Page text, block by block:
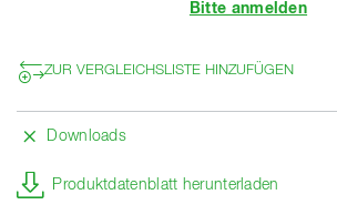
Bitte anmelden
ZUR VERGLEICHSLISTE HINZUFÜGEN
Downloads
Produktdatenblatt herunterladen